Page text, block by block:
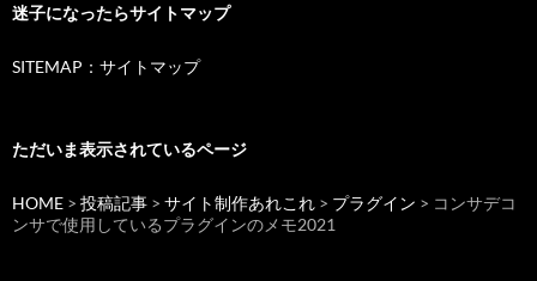
迷子になったらサイトマップ
SITEMAP：サイトマップ
ただいま表示されているページ
HOME > 投稿記事 > サイト制作あれこれ > プラグイン > コンサデコ
ンサで使用しているプラグインのメモ2021